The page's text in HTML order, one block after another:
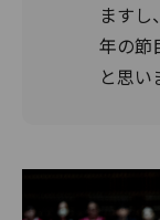
ますし
年の節
と思い